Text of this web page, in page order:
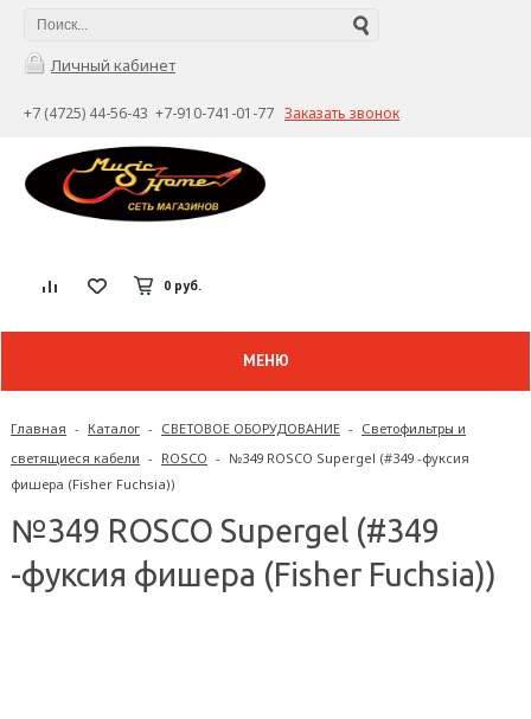
Личный кабинет
+7 (4725) 44-56-43 +7-910-741-01-77 Заказать звонок
0 руб.
МЕНЮ
Главная - Каталог - СВЕТОВОЕ ОБОРУДОВАНИЕ - Светофильтры и
светящиеся кабели - ROSCO - №349 ROSCO Supergel (#349 -фуксия
фишера (Fisher Fuchsia))
№349 ROSCO Supergel (#349
-фуксия фишера (Fisher Fuchsia))